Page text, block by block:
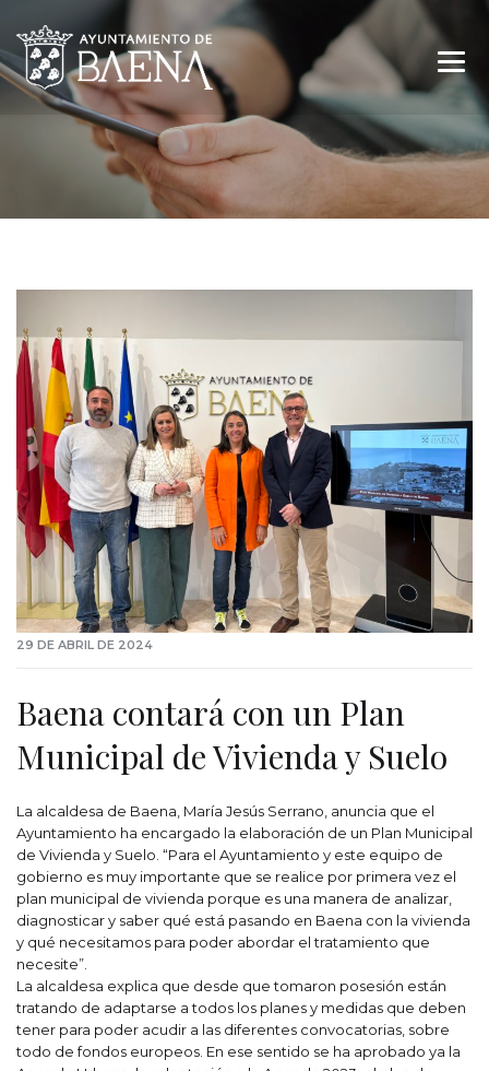
29 DE ABRIL DE 2024
Baena contará con un Plan
Municipal de Vivienda y Suelo
La alcaldesa de Baena, María Jesús Serrano, anuncia que el
Ayuntamiento ha encargado la elaboración de un Plan Municipal
de Vivienda y Suelo. “Para el Ayuntamiento y este equipo de
gobierno es muy importante que se realice por primera vez el
plan municipal de vivienda porque es una manera de analizar,
diagnosticar y saber qué está pasando en Baena con la vivienda
y qué necesitamos para poder abordar el tratamiento que
necesite”.
La alcaldesa explica que desde que tomaron posesión están
tratando de adaptarse a todos los planes y medidas que deben
tener para poder acudir a las diferentes convocatorias, sobre
todo de fondos europeos. En ese sentido se ha aprobado ya la